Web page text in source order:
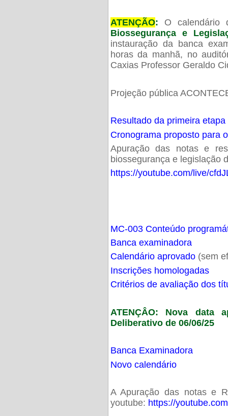
ATENÇÃO: O calendário
Biossegurança e
instauração da banca
horas da manhã, no
Caxias Professor Geraldo
Projeção pública
Resultado da primeira
Cronograma proposto para
Apuração das notas e
biossegurança e legislação
https://youtube.com/live/
MC-003 Conteúdo
Banca examinadora
Calendário aprovado(sem
Inscrições homologadas
Critérios de avaliação dos
ATENÇÂO: Nova data
Deliberativo de 06/06/25
Banca Examinadora
Novo calendário
A Apuração das notas e
youtube: https://